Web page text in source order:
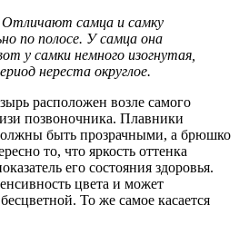
Отличают самца и самку
по полосе. У самца она
у самки немного изогнутая,
нереста округлое.
расположен возле самого
позвоночника. Плавники
быть прозрачными, а брюшко
то, что яркость оттенка
его состояния здоровья.
цвета и может
То же самое касается